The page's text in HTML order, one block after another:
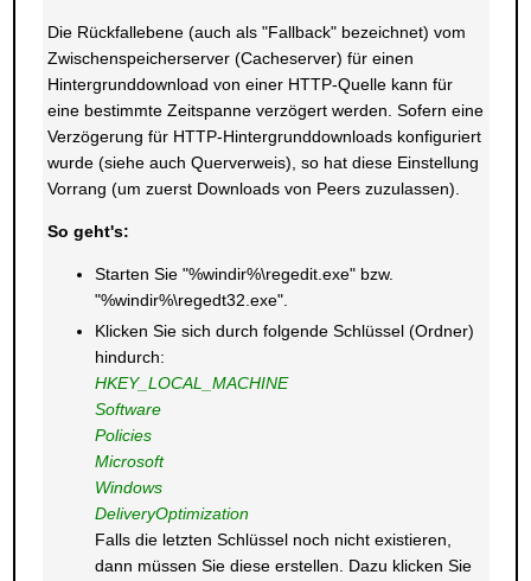
Die Rückfallebene (auch als "Fallback" bezeichnet) vom
Zwischenspeicherserver (Cacheserver) für einen
Hintergrunddownload von einer HTTP-Quelle kann für
eine bestimmte Zeitspanne verzögert werden. Sofern eine
Verzögerung für HTTP-Hintergrunddownloads konfiguriert
wurde (siehe auch Querverweis), so hat diese Einstellung
Vorrang (um zuerst Downloads von Peers zuzulassen).
So geht's:
Starten Sie "%windir%\regedit.exe" bzw.
"%windir%\regedt32.exe".
Klicken Sie sich durch folgende Schlüssel (Ordner)
hindurch:
HKEY_LOCAL_MACHINE
Software
Policies
Microsoft
Windows
DeliveryOptimization
Falls die letzten Schlüssel noch nicht existieren,
dann müssen Sie diese erstellen. Dazu klicken Sie